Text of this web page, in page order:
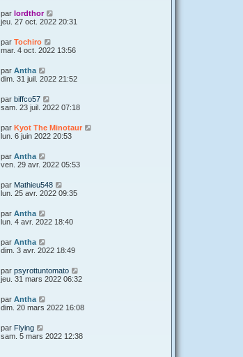
par lordthor
jeu. 27 oct. 2022 20:31
par Tochiro
mar. 4 oct. 2022 13:56
par Antha
dim. 31 juil. 2022 21:52
par biffco57
sam. 23 juil. 2022 07:18
par Kyot The Minotaur
lun. 6 juin 2022 20:53
par Antha
ven. 29 avr. 2022 05:53
par Mathieu548
lun. 25 avr. 2022 09:35
par Antha
lun. 4 avr. 2022 18:40
par Antha
dim. 3 avr. 2022 18:49
par psyrottuntomato
jeu. 31 mars 2022 06:32
par Antha
dim. 20 mars 2022 16:08
par Flying
sam. 5 mars 2022 12:38